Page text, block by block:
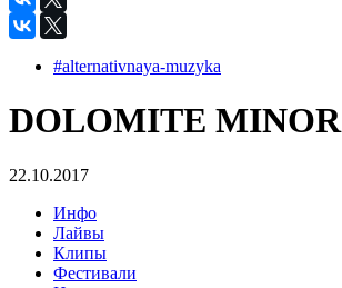
#alternativnaya-muzyka
DOLOMITE MINOR
22.10.2017
Инфо
Лайвы
Клипы
Фестивали